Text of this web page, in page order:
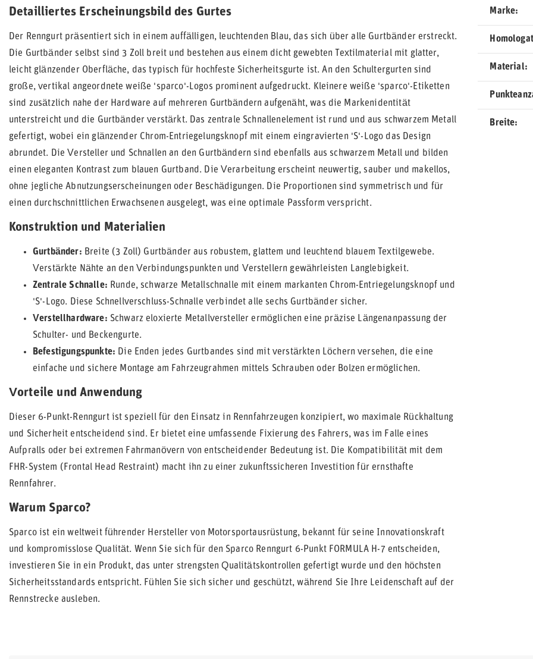
Detailliertes Erscheinungsbild des Gurtes
Der Renngurt präsentiert sich in einem auffälligen, leuchtenden Blau, das sich über alle Gurtbänder erstreckt.
Die Gurtbänder selbst sind 3 Zoll breit und bestehen aus einem dicht gewebten Textilmaterial mit glatter,
leicht glänzender Oberfläche, das typisch für hochfeste Sicherheitsgurte ist. An den Schultergurten sind
große, vertikal angeordnete weiße 'sparco'-Logos prominent aufgedruckt. Kleinere weiße 'sparco'-Etiketten
sind zusätzlich nahe der Hardware auf mehreren Gurtbändern aufgenäht, was die Markenidentität
unterstreicht und die Gurtbänder verstärkt. Das zentrale Schnallenelement ist rund und aus schwarzem Metall
gefertigt, wobei ein glänzender Chrom-Entriegelungsknopf mit einem eingravierten 'S'-Logo das Design
abrundet. Die Versteller und Schnallen an den Gurtbändern sind ebenfalls aus schwarzem Metall und bilden
einen eleganten Kontrast zum blauen Gurtband. Die Verarbeitung erscheint neuwertig, sauber und makellos,
ohne jegliche Abnutzungserscheinungen oder Beschädigungen. Die Proportionen sind symmetrisch und für
einen durchschnittlichen Erwachsenen ausgelegt, was eine optimale Passform verspricht.
Konstruktion und Materialien
Gurtbänder: Breite (3 Zoll) Gurtbänder aus robustem, glattem und leuchtend blauem Textilgewebe.
Verstärkte Nähte an den Verbindungspunkten und Verstellern gewährleisten Langlebigkeit.
Zentrale Schnalle: Runde, schwarze Metallschnalle mit einem markanten Chrom-Entriegelungsknopf und
'S'-Logo. Diese Schnellverschluss-Schnalle verbindet alle sechs Gurtbänder sicher.
Verstellhardware: Schwarz eloxierte Metallversteller ermöglichen eine präzise Längenanpassung der
Schulter- und Beckengurte.
Befestigungspunkte: Die Enden jedes Gurtbandes sind mit verstärkten Löchern versehen, die eine
einfache und sichere Montage am Fahrzeugrahmen mittels Schrauben oder Bolzen ermöglichen.
Vorteile und Anwendung
Dieser 6-Punkt-Renngurt ist speziell für den Einsatz in Rennfahrzeugen konzipiert, wo maximale Rückhaltung
und Sicherheit entscheidend sind. Er bietet eine umfassende Fixierung des Fahrers, was im Falle eines
Aufpralls oder bei extremen Fahrmanövern von entscheidender Bedeutung ist. Die Kompatibilität mit dem
FHR-System (Frontal Head Restraint) macht ihn zu einer zukunftssicheren Investition für ernsthafte
Rennfahrer.
Warum Sparco?
Sparco ist ein weltweit führender Hersteller von Motorsportausrüstung, bekannt für seine Innovationskraft
und kompromisslose Qualität. Wenn Sie sich für den Sparco Renngurt 6-Punkt FORMULA H-7 entscheiden,
investieren Sie in ein Produkt, das unter strengsten Qualitätskontrollen gefertigt wurde und den höchsten
Sicherheitsstandards entspricht. Fühlen Sie sich sicher und geschützt, während Sie Ihre Leidenschaft auf der
Rennstrecke ausleben.
Marke
Material
Breite